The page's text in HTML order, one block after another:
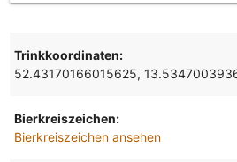
Trinkkoordinaten:
52.43170166015625,
Bierkreiszeichen:
Bierkreiszeichen ansehen